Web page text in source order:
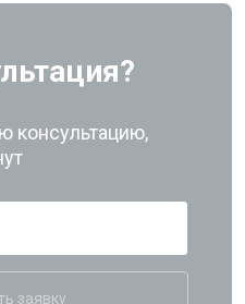
консультацию,
заявку